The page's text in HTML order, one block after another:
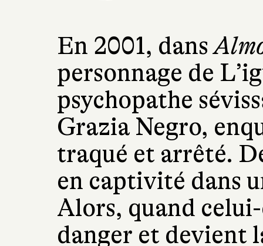
En 2001, dans
personnage de
psychopathe
Grazia Negro,
traqué et arrêté.
en captivité dans
Alors, quand celui-
danger et devient